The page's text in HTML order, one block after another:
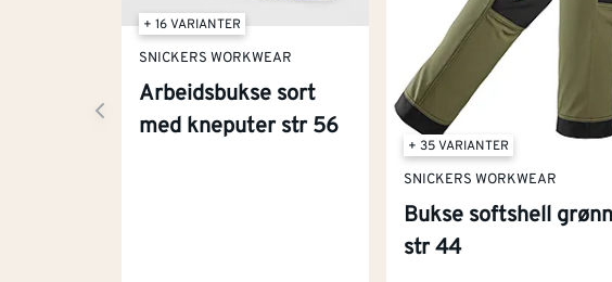
+ 16 VARIANTER
SNICKERS WORKWEAR
Arbeidsbukse sort
med kneputer str 56
+ 35 VARIANTER
SNICKERS WORKWEAR
Bukse softshell grønn
str 44